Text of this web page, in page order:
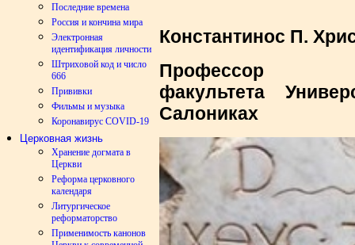
Последние времена
Россия и кончина мира
Электронная
идентификация личности
Штриховой код и число
666
Прививки
Фильмы и музыка
Коронавирус COVID-19
Церковная жизнь
Хранение догмата в
Церкви
Реформа церковного
календаря
Литургическое
реформаторство
Применимость канонов
Константинос П.
Профессор
факультета
Салониках